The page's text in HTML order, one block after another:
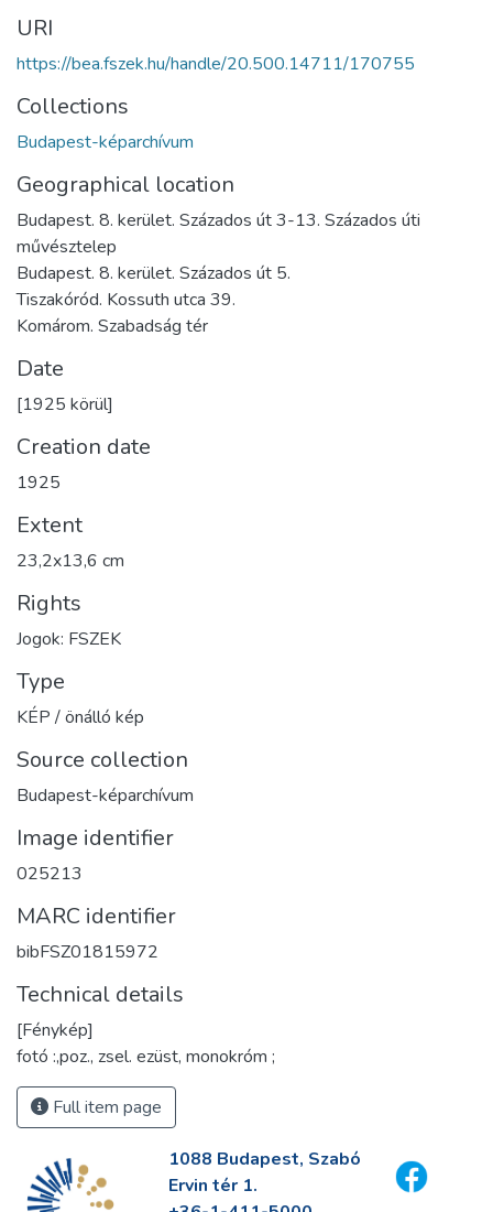
URI
https://bea.fszek.hu/handle/20.500.14711/170755
Collections
Budapest-képarchívum
Geographical location
Budapest. 8. kerület. Százados út 3-13. Százados úti
művésztelep
Budapest. 8. kerület. Százados út 5.
Tiszakóród. Kossuth utca 39.
Komárom. Szabadság tér
Date
[1925 körül]
Creation date
1925
Extent
23,2x13,6 cm
Rights
Jogok: FSZEK
Type
KÉP / önálló kép
Source collection
Budapest-képarchívum
Image identifier
025213
MARC identifier
bibFSZ01815972
Technical details
[Fénykép]
fotó :,poz., zsel. ezüst, monokróm ;
Full item page
1088 Budapest, Szabó
Ervin tér 1.